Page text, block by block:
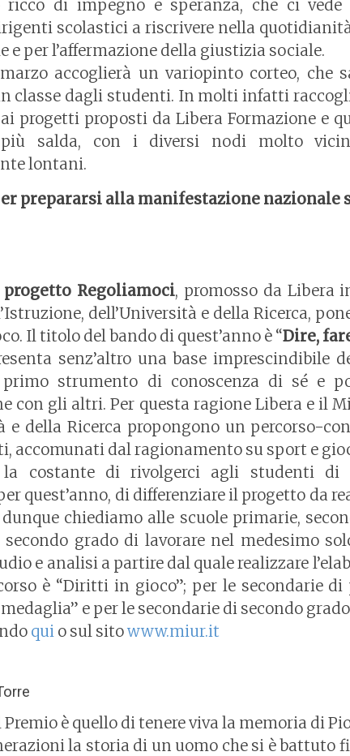
ricco di impegno e speranza, che ci
scolastici a riscrivere nella
e per l’affermazione della giustizia sociale.
accoglierà un variopinto corteo, che
classe dagli studenti. In molti infatti
progetti proposti da Libera Formazione e
salda, con i diversi nodi molto
lontani.
prepararsi alla manifestazione nazionale
progetto Regoliamoci, promosso da Libera
dell’Università e della Ricerca,
Il titolo del bando di quest’anno è “Dire,
senz’altro una base imprescindibile
primo strumento di conoscenza di sé e
con gli altri. Per questa ragione Libera e il
e della Ricerca propongono un percorso-
accomunati dal ragionamento su sport e
la costante di rivolgerci agli studenti di
quest’anno, di differenziare il progetto da
chiediamo alle scuole primarie,
secondo grado di lavorare nel medesimo
e analisi a partire dal quale realizzare
è “Diritti in gioco”; per le secondarie
e per le secondarie di secondo grado
qui o sul sitowww.miur.it
Premio è quello di tenere viva la memoria di
la storia di un uomo che si è battuto